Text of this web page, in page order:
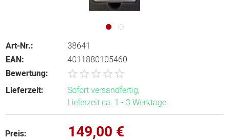
Art-Nr.:
38641
EAN:
4011880105460
Bewertung:
Lieferzeit:
Sofort versandfertig,
Lieferzeit ca. 1 - 3 Werktage
Preis: 149,00 €